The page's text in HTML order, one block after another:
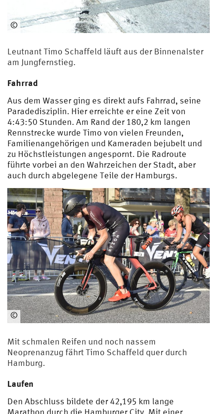
©
Leutnant Timo Schaffeld läuft aus der Binnenalster
am Jungfernstieg.
Fahrrad
Aus dem Wasser ging es direkt aufs Fahrrad, seine
Paradedisziplin. Hier erreichte er eine Zeit von
4:43:50 Stunden. Am Rand der 180,2 km langen
Rennstrecke wurde Timo von vielen Freunden,
Familienangehörigen und Kameraden bejubelt und
zu Höchstleistungen angespornt. Die Radroute
führte vorbei an den Wahrzeichen der Stadt, aber
auch durch abgelegene Teile der Hamburgs.
©
HSU
Mit schmalen Reifen und noch nassem
Neoprenanzug fährt Timo Schaffeld quer durch
Hamburg.
Laufen
Den Abschluss bildete der 42,195 km lange